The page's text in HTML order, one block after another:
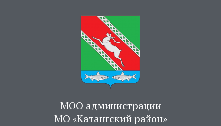
МОО администрации
МО «Катангский район»